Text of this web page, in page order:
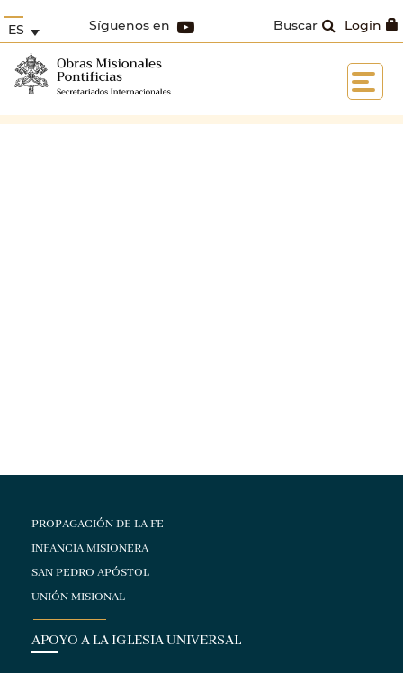
Login
Buscar
Síguenos en
ES
PROPAGACIÓN DE LA FE
INFANCIA MISIONERA
SAN PEDRO APÓSTOL
UNIÓN MISIONAL
APOYO A LA IGLESIA UNIVERSAL